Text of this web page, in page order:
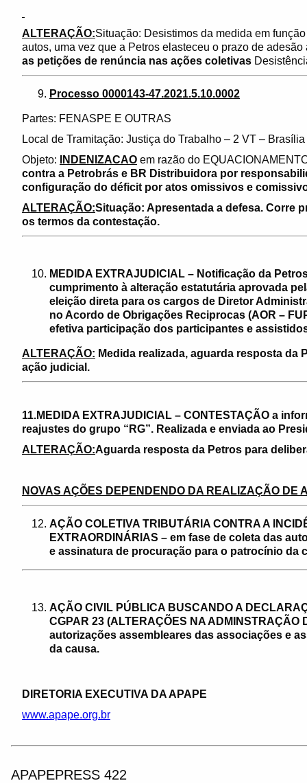
ALTERAÇÃO:Situação: Desistimos da medida em
autos, uma vez que a Petros elasteceu o prazo de
as petições de renúncia nas ações coletivas
Processo 0000143-47.2021.5.10.0002
Partes: FENASPE E OUTRAS
Local de Tramitação: Justiça do Trabalho – 2 VT –
Objeto:
INDENIZACAO em razão do
contra a Petrobrás e BR Distribuidora por
configuração do déficit por atos omissivos e
ALTERAÇÃO:Situação: Apresentada a defesa. Corre
os termos da contestação.
MEDIDA EXTRAJUDICIAL – Notificação da
cumprimento à alteração estatutária aprovada
eleição direta para os cargos de Diretor
no Acordo de Obrigações Reciprocas (AOR –
efetiva participação dos participantes e
ALTERAÇÃO: Medida realizada, aguarda resposta
ação judicial.
11.MEDIDA EXTRAJUDICIAL – CONTESTAÇÃO a
reajustes do grupo “RG”. Realizada e enviada ao
ALTERAÇÃO:Aguarda resposta da Petros para
NOVAS AÇÕES DEPENDENDO DA REALIZAÇÃO DE
AÇÃO COLETIVA TRIBUTÁRIA CONTRA A
EXTRAORDINÁRIAS – em fase de coleta das
e assinatura de procuração para o patrocínio da
AÇÃO CIVIL PÚBLICA BUSCANDO A
CGPAR 23 (ALTERAÇÕES NA ADMINSTRAÇÃO
autorizações assembleares das associações e
da causa.
DIRETORIA EXECUTIVA DA APAPE
www.apape.org.br
APAPEPRESS 422